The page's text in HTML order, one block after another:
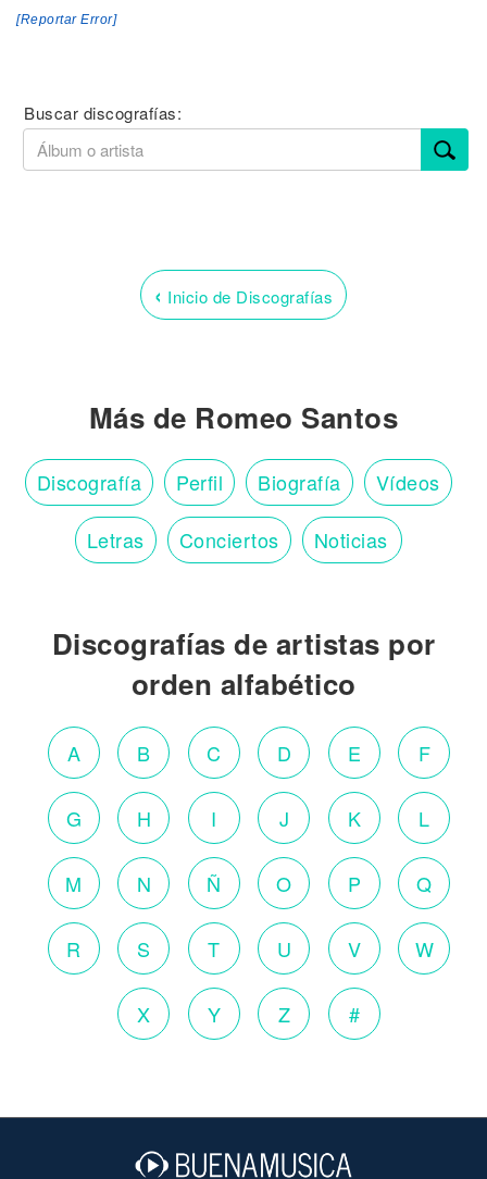
[Reportar Error]
Buscar discografías:
‹ Inicio de Discografías
Más de Romeo Santos
Discografía Perfil Biografía Vídeos
Letras Conciertos Noticias
Discografías de artistas por
orden alfabético
A B C D E F
G H I J K L
M N Ñ O P Q
R S T U V W
X Y Z #